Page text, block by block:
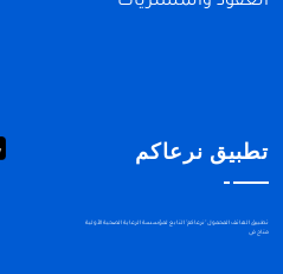
تطبيق نرعاكم
تطبيق الهاتف المحمول "نرعاكم" التابع لمؤسسة الرعاية الصحية الأولية
متاح في